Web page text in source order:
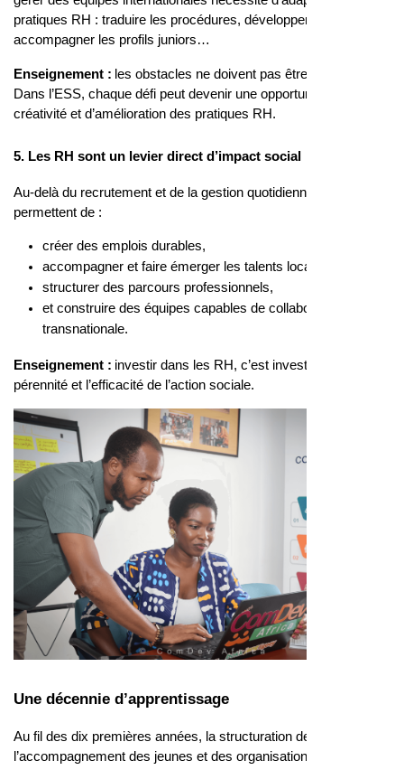
pratiques RH : traduire les procédures, développer le télétravail,
accompagner les profils juniors…
Enseignement : les obstacles ne doivent pas être des freins.
Dans l’ESS, chaque défi peut devenir une opportunité de
créativité et d’amélioration des pratiques RH.
5. Les RH sont un levier direct d’impact social
Au-delà du recrutement et de la gestion quotidienne, les RH
permettent de :
créer des emplois durables,
accompagner et faire émerger les talents locaux,
structurer des parcours professionnels,
et construire des équipes capables de collaborer à l’échelle
transnationale.
Enseignement : investir dans les RH, c’est investir dans la
pérennité et l’efficacité de l’action sociale.
Une décennie d’apprentissage
Au fil des dix premières années, la structuration des pôles,
l’accompagnement des jeunes et des organisations, ainsi que le